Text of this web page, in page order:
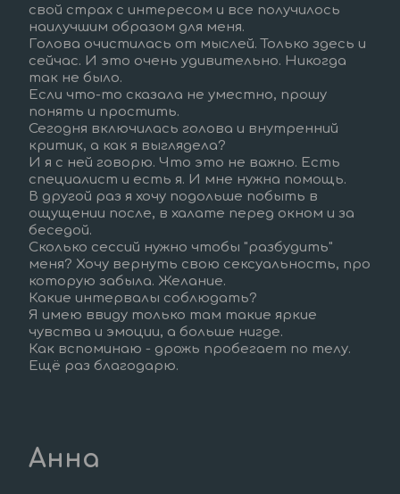
свой страх с интересом и все получилось
наилучшим образом для меня.
Голова очистилась от мыслей. Только здесь и
сейчас. И это очень удивительно. Никогда
так не было.
Если что-то сказала не уместно, прошу
понять и простить.
Сегодня включилась голова и внутренний
критик, а как я выглядела?
И я с ней говорю. Что это не важно. Есть
специалист и есть я. И мне нужна помощь.
В другой раз я хочу подольше побыть в
ощущении после, в халате перед окном и за
беседой.
Сколько сессий нужно чтобы "разбудить"
меня? Хочу вернуть свою сексуальность, про
которую забыла. Желание.
Какие интервалы соблюдать?
Я имею ввиду только там такие яркие
чувства и эмоции, а больше нигде.
Как вспоминаю - дрожь пробегает по телу.
Ещё раз благодарю.
Анна